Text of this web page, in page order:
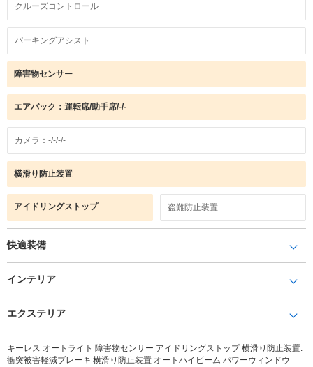
クルーズコントロール
パーキングアシスト
障害物センサー
エアバック：運転席/助手席/-/-
カメラ：-/-/-/-
横滑り防止装置
アイドリングストップ 盗難防止装置
快適装備
インテリア
エクステリア
キーレス オートライト 障害物センサー アイドリングストップ 横滑り防止装置.
衝突被害軽減ブレーキ 横滑り防止装置 オートハイビーム パワーウィンドウ